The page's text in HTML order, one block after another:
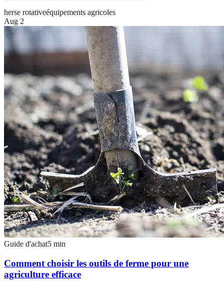
herse rotativeéquipements agricoles
Aug 2
Guide d'achat5 min
Comment choisir les outils de ferme pour une
agriculture efficace